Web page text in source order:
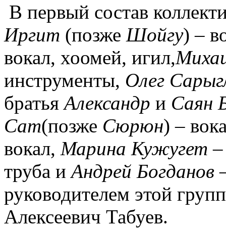
В первый состав
Иргит (позже Шойгу) –
вокал, хоомей, игил,
инструменты, Олег
братья Александр и Саян
Сат(позже Сюрюн) –
вокал, Марина Кужугет
труба и Андрей Богданов
руководителем этой
Алексеевич Табуев.